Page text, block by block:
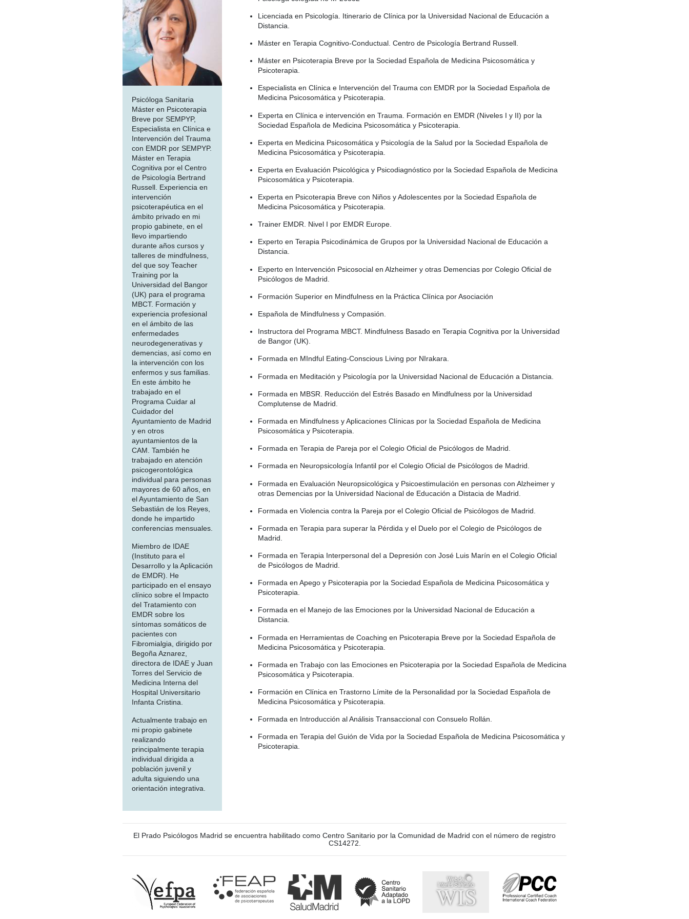
Psicóloga Sanitaria
Máster en Psicoterapia
Breve por SEMPYP,
Especialista en Clínica e
Intervención del Trauma
con EMDR por SEMPYP.
Máster en Terapia
Cognitiva por el Centro
de Psicología Bertrand
Russell. Experiencia en
intervención
psicoterapéutica en el
ámbito privado en mi
propio gabinete, en el
llevo impartiendo
durante años cursos y
talleres de mindfulness,
del que soy Teacher
Training por la
Universidad del Bangor
(UK) para el programa
MBCT. Formación y
experiencia profesional
en el ámbito de las
enfermedades
neurodegenerativas y
demencias, así como en
la intervención con los
enfermos y sus familias.
En este ámbito he
trabajado en el
Programa Cuidar al
Cuidador del
Ayuntamiento de Madrid
y en otros
ayuntamientos de la
CAM. También he
trabajado en atención
psicogerontológica
individual para personas
mayores de 60 años, en
el Ayuntamiento de San
Sebastián de los Reyes,
donde he impartido
conferencias mensuales.
Miembro de IDAE
(Instituto para el
Desarrollo y la Aplicación
de EMDR). He
participado en el ensayo
clínico sobre el Impacto
del Tratamiento con
EMDR sobre los
síntomas somáticos de
pacientes con
Fibromialgia, dirigido por
Begoña Aznarez,
directora de IDAE y Juan
Torres del Servicio de
Medicina Interna del
Hospital Universitario
Infanta Cristina.
Actualmente trabajo en
mi propio gabinete
realizando
principalmente terapia
individual dirigida a
población juvenil y
adulta siguiendo una
orientación integrativa.
Licenciada en Psicología. Itinerario de Clínica por la Universidad Nacional de Educación a
Distancia.
Máster en Terapia Cognitivo-Conductual. Centro de Psicología Bertrand Russell.
Máster en Psicoterapia Breve por la Sociedad Española de Medicina Psicosomática y
Psicoterapia.
Especialista en Clínica e Intervención del Trauma con EMDR por la Sociedad Española de
Medicina Psicosomática y Psicoterapia.
Experta en Clínica e intervención en Trauma. Formación en EMDR (Niveles I y II) por la
Sociedad Española de Medicina Psicosomática y Psicoterapia.
Experta en Medicina Psicosomática y Psicología de la Salud por la Sociedad Española de
Medicina Psicosomática y Psicoterapia.
Experta en Evaluación Psicológica y Psicodiagnóstico por la Sociedad Española de Medicina
Psicosomática y Psicoterapia.
Experta en Psicoterapia Breve con Niños y Adolescentes por la Sociedad Española de
Medicina Psicosomática y Psicoterapia.
Trainer EMDR. Nivel I por EMDR Europe.
Experto en Terapia Psicodinámica de Grupos por la Universidad Nacional de Educación a
Distancia.
Experto en Intervención Psicosocial en Alzheimer y otras Demencias por Colegio Oficial de
Psicólogos de Madrid.
Formación Superior en Mindfulness en la Práctica Clínica por Asociación
Española de Mindfulness y Compasión.
Instructora del Programa MBCT. Mindfulness Basado en Terapia Cognitiva por la Universidad
de Bangor (UK).
Formada en MIndful Eating-Conscious Living por NIrakara.
Formada en Meditación y Psicología por la Universidad Nacional de Educación a Distancia.
Formada en MBSR. Reducción del Estrés Basado en Mindfulness por la Universidad
Complutense de Madrid.
Formada en Mindfulness y Aplicaciones Clínicas por la Sociedad Española de Medicina
Psicosomática y Psicoterapia.
Formada en Terapia de Pareja por el Colegio Oficial de Psicólogos de Madrid.
Formada en Neuropsicología Infantil por el Colegio Oficial de Psicólogos de Madrid.
Formada en Evaluación Neuropsicológica y Psicoestimulación en personas con Alzheimer y
otras Demencias por la Universidad Nacional de Educación a Distacia de Madrid.
Formada en Violencia contra la Pareja por el Colegio Oficial de Psicólogos de Madrid.
Formada en Terapia para superar la Pérdida y el Duelo por el Colegio de Psicólogos de
Madrid.
Formada en Terapia Interpersonal del a Depresión con José Luis Marín en el Colegio Oficial
de Psicólogos de Madrid.
Formada en Apego y Psicoterapia por la Sociedad Española de Medicina Psicosomática y
Psicoterapia.
Formada en el Manejo de las Emociones por la Universidad Nacional de Educación a
Distancia.
Formada en Herramientas de Coaching en Psicoterapia Breve por la Sociedad Española de
Medicina Psicosomática y Psicoterapia.
Formada en Trabajo con las Emociones en Psicoterapia por la Sociedad Española de Medicina
Psicosomática y Psicoterapia.
Formación en Clínica en Trastorno Límite de la Personalidad por la Sociedad Española de
Medicina Psicosomática y Psicoterapia.
Formada en Introducción al Análisis Transaccional con Consuelo Rollán.
Formada en Terapia del Guión de Vida por la Sociedad Española de Medicina Psicosomática y
Psicoterapia.
El Prado Psicólogos Madrid se encuentra habilitado como Centro Sanitario por la Comunidad de Madrid con el número de registro
CS14272.